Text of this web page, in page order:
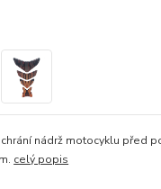
nádrž motocyklu před
celý popis